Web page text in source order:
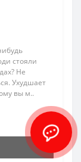
стояли
Не
Ухудшает
вы м..